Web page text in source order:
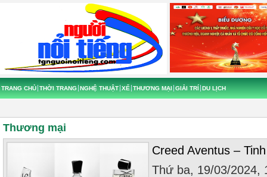
TRANG CHỦ THỜI TRANG NGHỆ THUẬT XẾ THƯƠNG MẠI GIẢI TRÍ DU LỊCH
Thương mại
Creed Aventus –
Thứ ba, 19/03/2024,